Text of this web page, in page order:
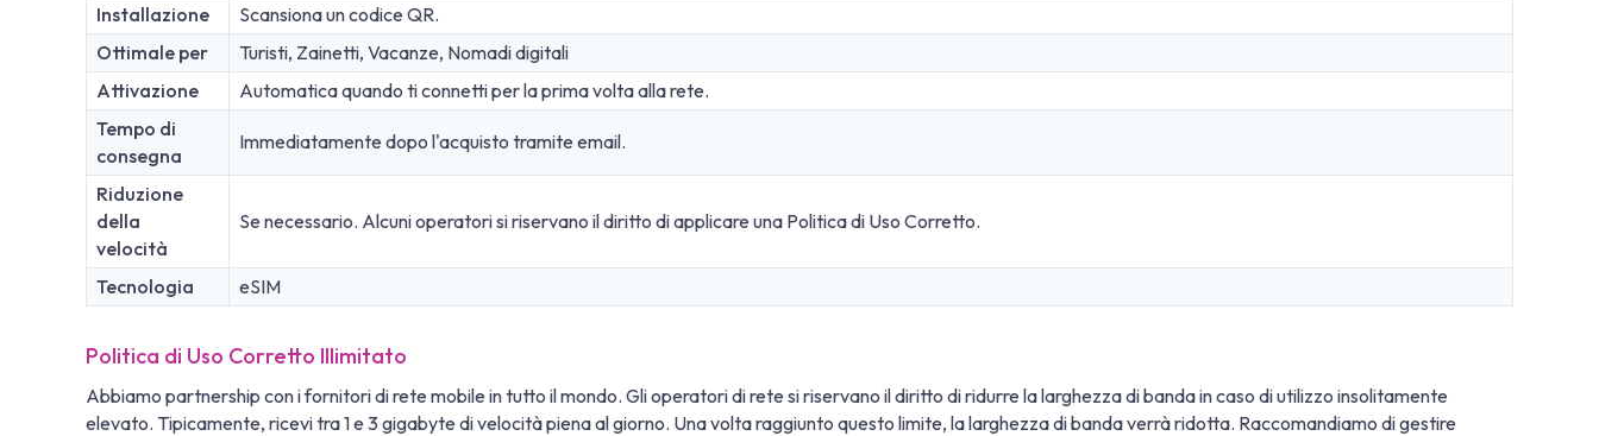
Installazione
Scansiona un codice QR.
Ottimale per
Turisti, Zainetti, Vacanze, Nomadi digitali
Attivazione
Automatica quando ti connetti per la prima volta alla rete.
Tempo di
consegna
Immediatamente dopo l'acquisto tramite email.
Riduzione
della
velocità
Se necessario. Alcuni operatori si riservano il diritto di applicare una Politica di Uso Corretto.
Tecnologia eSIM
Politica di Uso Corretto Illimitato
Abbiamo partnership con i fornitori di rete mobile in tutto il mondo. Gli operatori di rete si riservano il diritto di ridurre la larghezza di banda in caso di utilizzo insolitamente
elevato. Tipicamente, ricevi tra 1 e 3 gigabyte di velocità piena al giorno. Una volta raggiunto questo limite, la larghezza di banda verrà ridotta. Raccomandiamo di gestire